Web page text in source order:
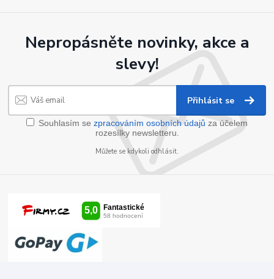
Nepropásněte novinky, akce a
slevy!
Přihlásit se
Souhlasím se zpracováním osobních údajů za účelem
rozesílky newsletteru.
Můžete se kdykoli odhlásit.